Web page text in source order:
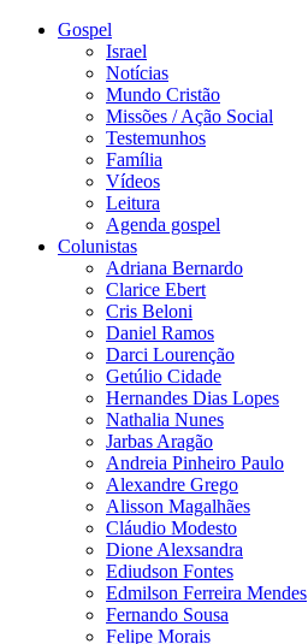
Gospel
Israel
Notícias
Mundo Cristão
Missões / Ação Social
Testemunhos
Família
Vídeos
Leitura
Agenda gospel
Colunistas
Adriana Bernardo
Clarice Ebert
Cris Beloni
Daniel Ramos
Darci Lourenção
Getúlio Cidade
Hernandes Dias Lopes
Nathalia Nunes
Jarbas Aragão
Andreia Pinheiro Paulo
Alexandre Grego
Alisson Magalhães
Cláudio Modesto
Dione Alexsandra
Ediudson Fontes
Edmilson Ferreira Mendes
Fernando Sousa
Felipe Morais